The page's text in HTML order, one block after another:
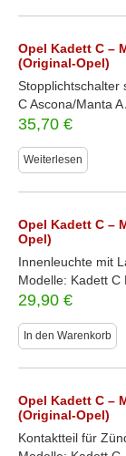
Opel Kadett C –
(Original-Opel)
Stopplichtschalter
C Ascona/Manta A
35,70 €
Weiterlesen
Opel Kadett C –
Opel)
Innenleuchte mit
Modelle: Kadett C
29,90 €
In den Warenkorb
Opel Kadett C –
(Original-Opel)
Kontaktteil für